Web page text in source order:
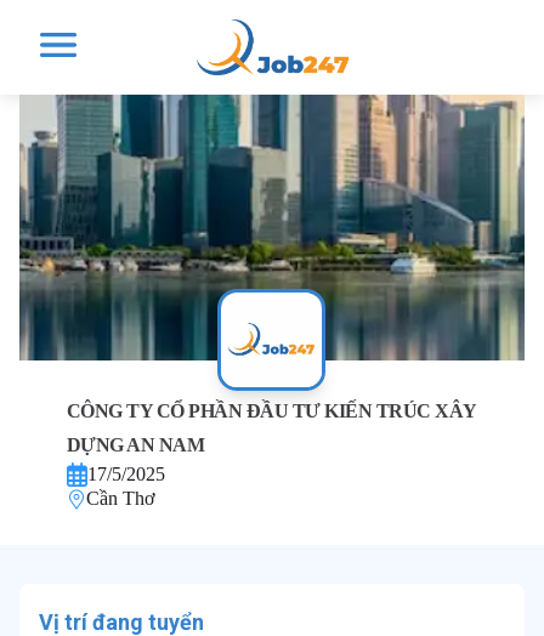
CÔNG TY CỔ PHẦN ĐẦU TƯ KIẾN TRÚC XÂY
DỰNG AN NAM
17/5/2025
Cần Thơ
Vị trí đang tuyển